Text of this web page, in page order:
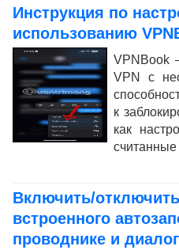
Инструкция по
использованию
VPNBook
VPN с
к
как
Включить/
встроенного
проводнике и